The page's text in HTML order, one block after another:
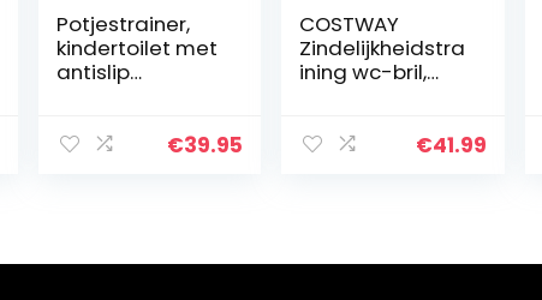
Potjestrainer,
kindertoilet met
antislip
kinderen,
€39.95
COSTWAY
Zindelijkheidstra
ining wc-bril,
verstelbare €41.99